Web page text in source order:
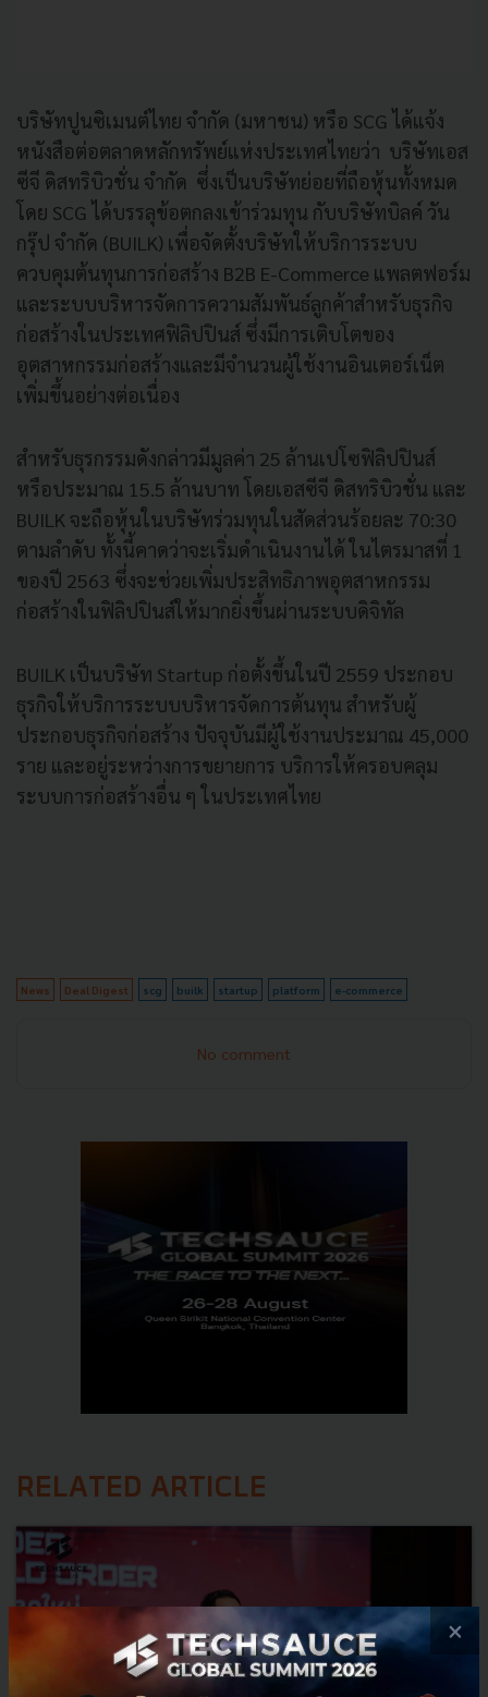
บริษัทปูนซิเมนต์ไทย จํากัด (มหาชน) หรือ SCG ได้แจ้ง
หนังสือต่อตลาดหลักทรัพย์แห่งประเทศไทยว่า บริษัทเอส
ซีจี ดิสทริบิวชั่น จํากัด ซึ่งเป็นบริษัทย่อยที่ถือหุ้นทั้งหมด
โดย SCG ได้บรรลุข้อตกลงเข้าร่วมทุน กับบริษัทบิลค์ วัน
กรุ๊ป จํากัด (BUILK) เพื่อจัดตั้งบริษัทให้บริการระบบ
ควบคุมต้นทุนการก่อสร้าง B2B E-Commerce แพลตฟอร์ม
และระบบบริหารจัดการความสัมพันธ์ลูกค้าสําหรับธุรกิจ
ก่อสร้างในประเทศฟิลิปปินส์ ซึ่งมีการเติบโตของ
อุตสาหกรรมก่อสร้างและมีจํานวนผู้ใช้งานอินเตอร์เน็ต
เพิ่มขึ้นอย่างต่อเนื่อง
สำหรับธุรกรรมดังกล่าวมีมูลค่า 25 ล้านเปโซฟิลิปปินส์
หรือประมาณ 15.5 ล้านบาท โดยเอสซีจี ดิสทริบิวชั่น และ
BUILK จะถือหุ้นในบริษัทร่วมทุนในสัดส่วนร้อยละ 70:30
ตามลําดับ ทั้งนี้คาดว่าจะเริ่มดําเนินงานได้ ในไตรมาสที่ 1
ของปี 2563 ซึ่งจะช่วยเพิ่มประสิทธิภาพอุตสาหกรรม
ก่อสร้างในฟิลิปปินส์ให้มากยิ่งขึ้นผ่านระบบดิจิทัล
BUILK เป็นบริษัท Startup ก่อตั้งขึ้นในปี 2559 ประกอบ
ธุรกิจให้บริการระบบบริหารจัดการต้นทุน สําหรับผู้
ประกอบธุรกิจก่อสร้าง ปัจจุบันมีผู้ใช้งานประมาณ 45,000
ราย และอยู่ระหว่างการขยายการ บริการให้ครอบคลุม
ระบบการก่อสร้างอื่น ๆ ในประเทศไทย
News Deal Digest scg builk startup platform e-commerce
No comment
RELATED ARTICLE
×